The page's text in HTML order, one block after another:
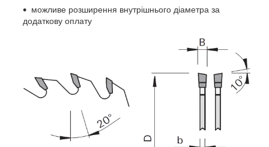
можливе розширення внутрішнього діаметра за
додаткову оплату